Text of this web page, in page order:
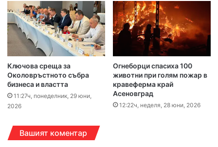
Ключова среща за
Околовръстното събра
бизнеса и властта
11:27ч, понеделник, 29 юни,
2026
Огнеборци спасиха 100
животни при голям пожар в
кравеферма край
Асеновград
12:22ч, неделя, 28 юни, 2026
Вашият коментар